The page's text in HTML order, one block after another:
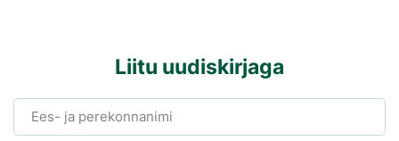
Liitu uudiskirjaga
Ees- ja perekonnanimi